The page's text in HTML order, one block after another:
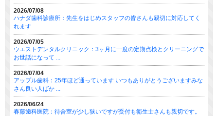
2026/07/08
ハナダ歯科診療所：先生をはじめスタッフの皆さんも親切に対応してく
れます
2026/07/05
ウエストデンタルクリニック：3ヶ月に一度の定期点検とクリーニングで
お世話になって ...
2026/07/04
アップル歯科：25年ほど通っています いつもありがとうございますみな
さん良い人ばか ...
2026/06/24
春藤歯科医院：待合室が少し狭いですが受付も衛生士さんも親切です。